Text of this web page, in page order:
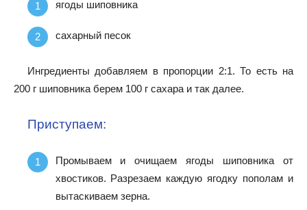
ягоды шиповника
сахарный песок
Ингредиенты добавляем в пропорции 2:1. То есть на
200 г шиповника берем 100 г сахара и так далее.
Приступаем:
Промываем и очищаем ягоды шиповника от
хвостиков. Разрезаем каждую ягодку пополам и
вытаскиваем зерна.